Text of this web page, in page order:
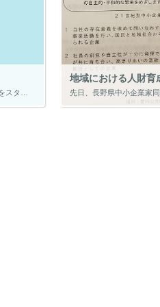
誰でも気軽に受験できるオンライン検定をスタートしました。 1.オンライン検定は無料で受講できます。 2.予習などなく直ぐに受けられます。 3.メールアドレスなどの登録手続きはいりません。 4.オンライン検定合格者には無料 […]
地域における人財